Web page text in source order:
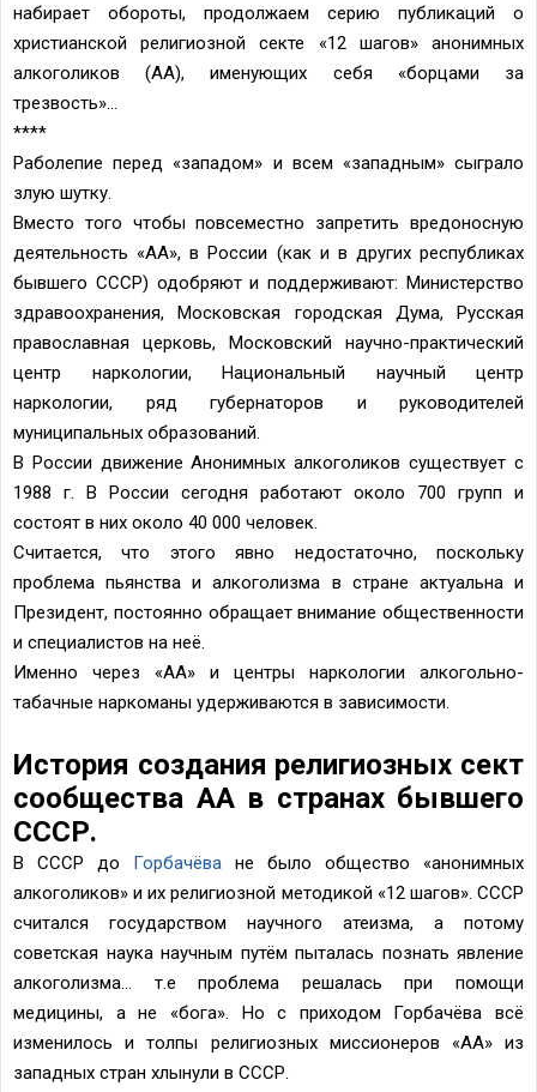
набирает обороты, продолжаем серию публикаций о
христианской религиозной секте «12 шагов» анонимных
алкоголиков (АА), именующих себя «борцами за
трезвость»...
****
Раболепие перед «западом» и всем «западным» сыграло
злую шутку.
Вместо того чтобы повсеместно запретить вредоносную
деятельность «АА», в России (как и в других республиках
бывшего СССР) одобряют и поддерживают: Министерство
здравоохранения, Московская городская Дума, Русская
православная церковь, Московский научно-практический
центр наркологии, Национальный научный центр
наркологии, ряд губернаторов и руководителей
муниципальных образований.
В России движение Анонимных алкоголиков существует с
1988 г. В России сегодня работают около 700 групп и
состоят в них около 40 000 человек.
Считается, что этого явно недостаточно, поскольку
проблема пьянства и алкоголизма в стране актуальна и
Президент, постоянно обращает внимание общественности
и специалистов на неё.
Именно через «АА» и центры наркологии алкогольно-
табачные наркоманы удерживаются в зависимости.
История создания религиозных сект
сообщества АА в странах бывшего
СССР.
В СССР до Горбачёва не было общество «анонимных
алкоголиков» и их религиозной методикой «12 шагов». СССР
считался государством научного атеизма, а потому
советская наука научным путём пыталась познать явление
алкоголизма… т.е проблема решалась при помощи
медицины, а не «бога». Но с приходом Горбачёва всё
изменилось и толпы религиозных миссионеров «АА» из
западных стран хлынули в СССР.